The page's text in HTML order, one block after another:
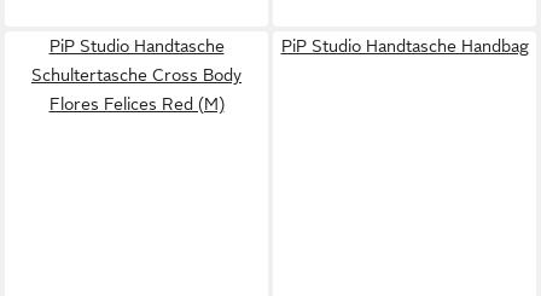
PiP Studio Handtasche
Schultertasche Cross Body
Flores Felices Red (M)
PiP Studio Handtasche Handbag